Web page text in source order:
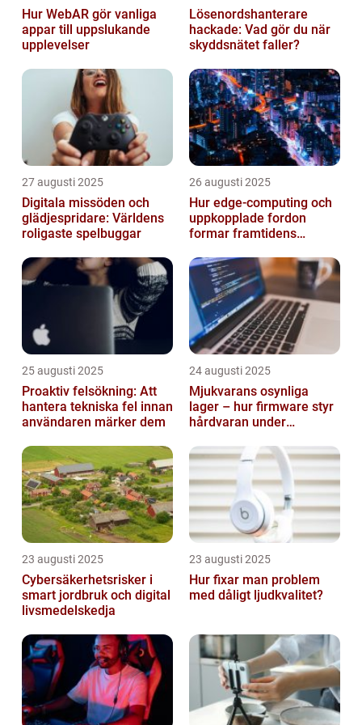
Hur WebAR gör vanliga
appar till uppslukande
upplevelser
Lösenordshanterare
hackade: Vad gör du när
skyddsnätet faller?
27 augusti 2025
Digitala missöden och
glädjespridare: Världens
roligaste spelbuggar
26 augusti 2025
Hur edge‑computing och
uppkopplade fordon
formar framtidens
25 augusti 2025
Proaktiv felsökning: Att
hantera tekniska fel innan
användaren märker dem
24 augusti 2025
Mjukvarans osynliga
lager – hur firmware styr
hårdvaran under
23 augusti 2025
Cybersäkerhetsrisker i
smart jordbruk och digital
livsmedelskedja
23 augusti 2025
Hur fixar man problem
med dåligt ljudkvalitet?